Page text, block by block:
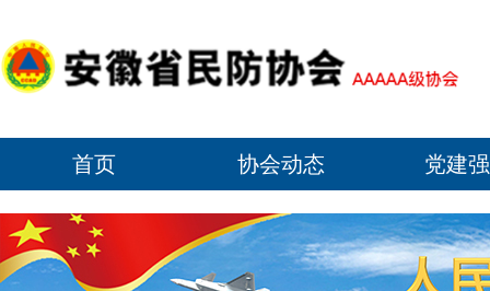
首页 协会动态 党建